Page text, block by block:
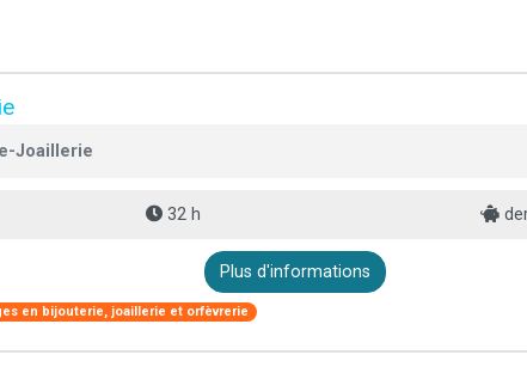
Joaillerie
32 h
Plus d'informations
en bijouterie, joaillerie et orfèvrerie